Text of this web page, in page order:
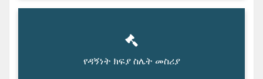
የዳኝነት ክፍያ ስሌት መስሪያ